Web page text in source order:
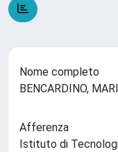
Nome completo
BENCARDINO,
Afferenza
Istituto di